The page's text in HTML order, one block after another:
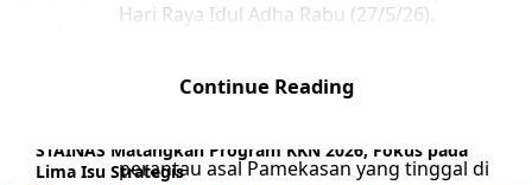
Hari Raya Idul Adha Rabu (27/5/26).
setempat. Takmir Masjid Nurul Hidayah, K.
Fuddholi, mengungkapkan rasa syukur
perantau asal Pamekasan yang tinggal di
Pemerintah Kabupaten Sumenep
GEN Sumenep
Kwarcab Sumenep
STAINAS Matangkan Program KKN 2026, Fokus pada
Lima Isu Strategis
Continue Reading